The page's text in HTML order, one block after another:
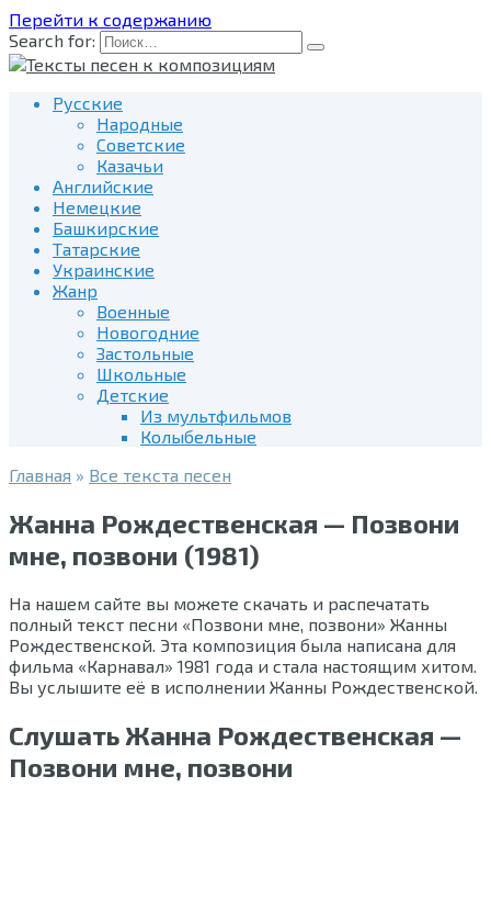
Перейти к содержанию
Search for:
Русские
Народные
Советские
Казачьи
Английские
Немецкие
Башкирские
Татарские
Украинские
Жанр
Военные
Новогодние
Застольные
Школьные
Детские
Из мультфильмов
Колыбельные
Главная » Все текста песен
Жанна Рождественская — Позвони
мне, позвони (1981)
На нашем сайте вы можете скачать и распечатать
полный текст песни «Позвони мне, позвони» Жанны
Рождественской. Эта композиция была написана для
фильма «Карнавал» 1981 года и стала настоящим хитом.
Вы услышите её в исполнении Жанны Рождественской.
Слушать Жанна Рождественская —
Позвони мне, позвони